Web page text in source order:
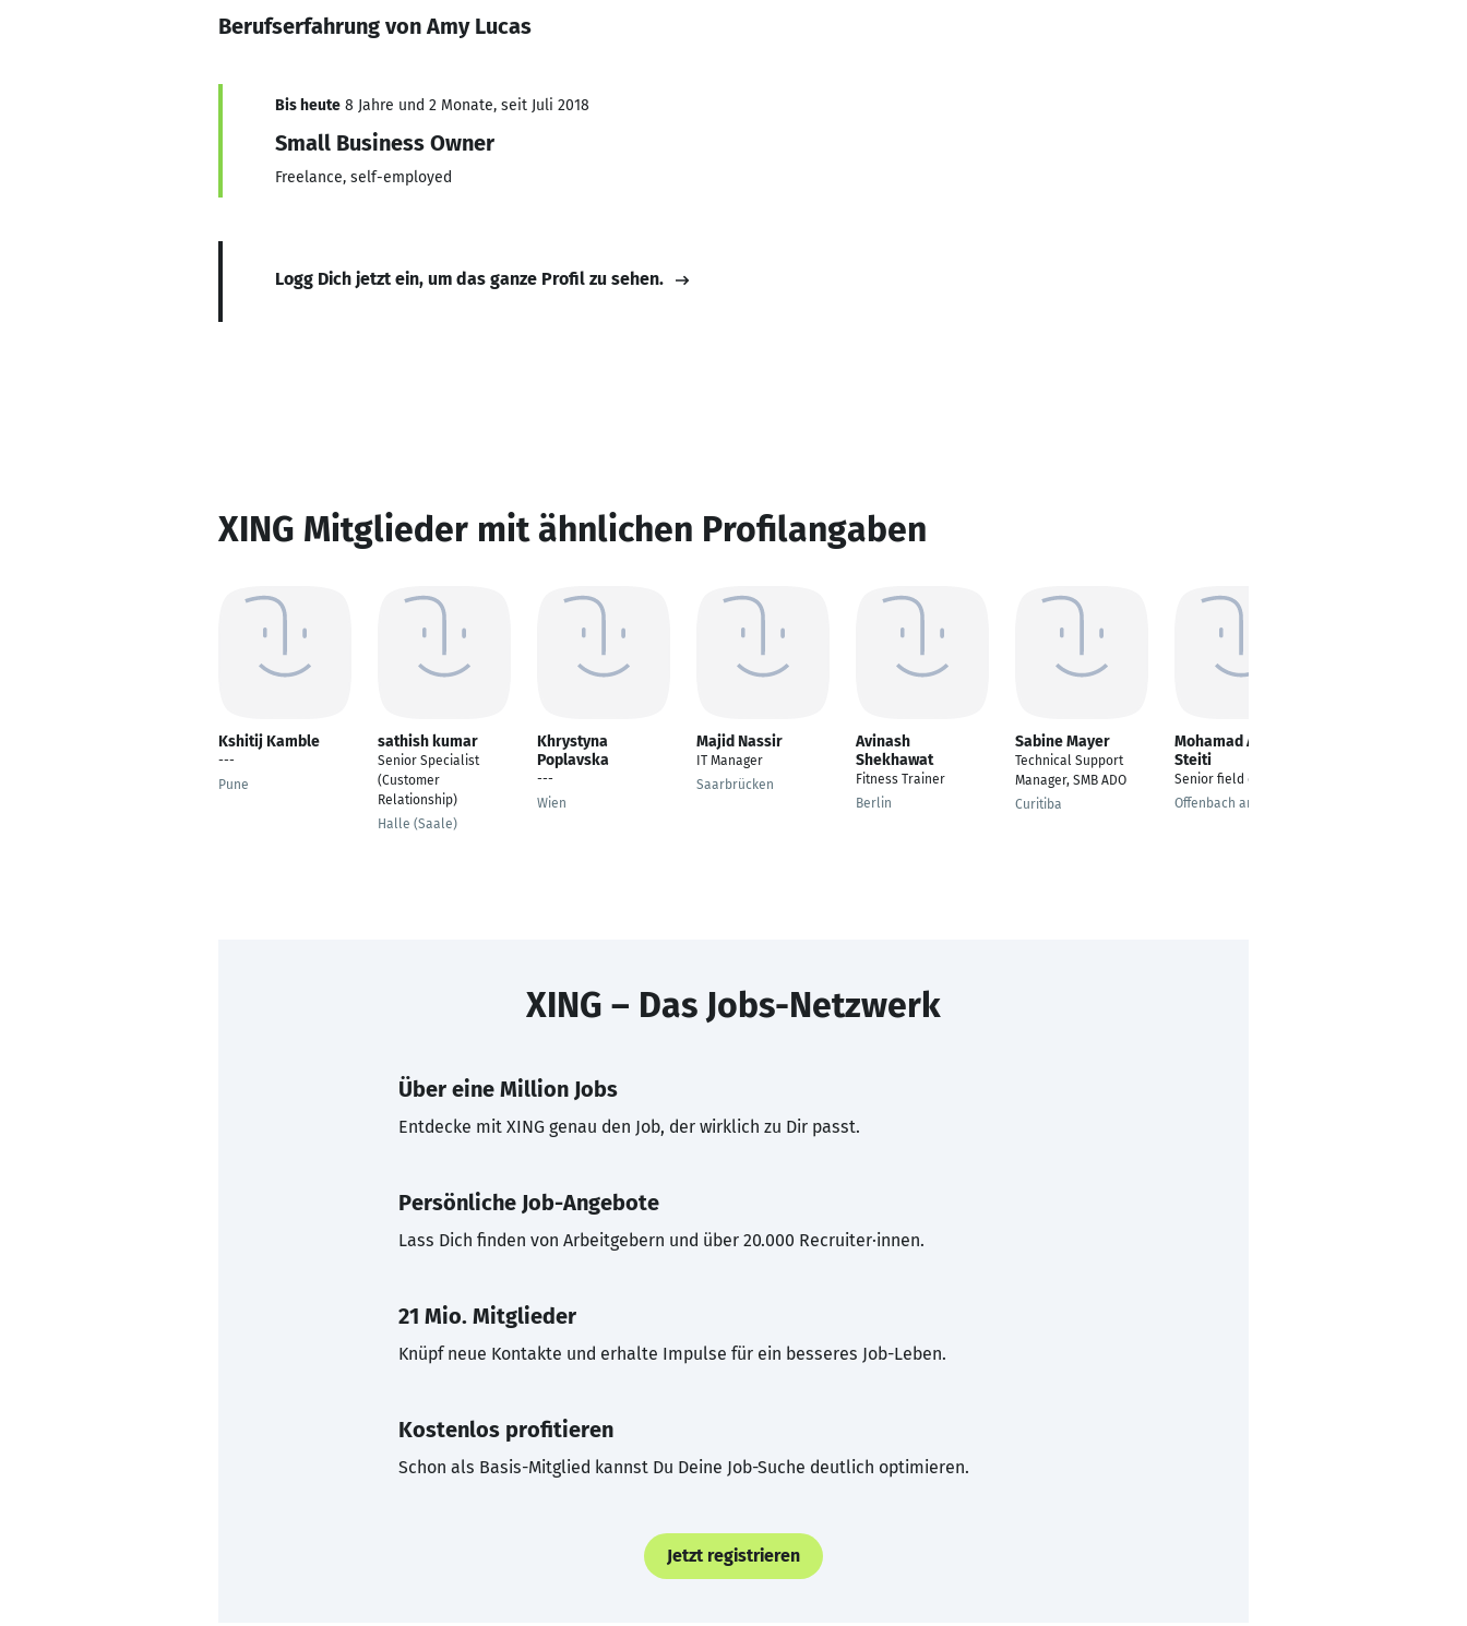
Berufserfahrung von Amy Lucas
Bis heute 8 Jahre und 2 Monate, seit Juli 2018
Small Business Owner
Freelance, self-employed
Logg Dich jetzt ein, um das ganze Profil zu sehen.
XING Mitglieder mit ähnlichen Profilangaben
Kshitij Kamble
---
Pune
sathish kumar
Senior Specialist
(Customer
Relationship)
Halle (Saale)
Khrystyna
Poplavska
---
Wien
Majid Nassir
IT Manager
Saarbrücken
Avinash
Shekhawat
Fitness Trainer
Berlin
Sabine Mayer
Technical Support
Manager, SMB ADO
Curitiba
Mohamad Abou
Steiti
Senior field engineer
Offenbach am Main
XING – Das Jobs-Netzwerk
Über eine Million Jobs
Entdecke mit XING genau den Job, der wirklich zu Dir passt.
Persönliche Job-Angebote
Lass Dich finden von Arbeitgebern und über 20.000 Recruiter·innen.
21 Mio. Mitglieder
Knüpf neue Kontakte und erhalte Impulse für ein besseres Job-Leben.
Kostenlos profitieren
Schon als Basis-Mitglied kannst Du Deine Job-Suche deutlich optimieren.
Jetzt registrieren